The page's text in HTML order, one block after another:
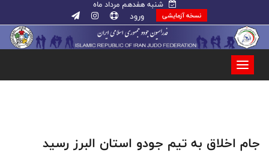
شنبه هفدهم مرداد ماه
نسخه آزمایشی ورود
جام اخلاق به تیم جودو استان البرز رسید